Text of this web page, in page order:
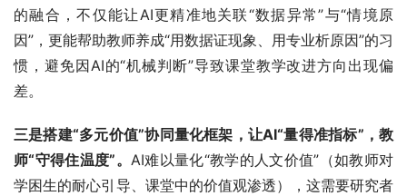
的融合，不仅能让AI更精准地关联“数据异常”与“情境原
因”，更能帮助教师养成“用数据证现象、用专业析原因”的习
惯，避免因AI的“机械判断”导致课堂教学改进方向出现偏
差。
三是搭建“多元价值”协同量化框架，让AI“量得准指标”，教
师“守得住温度”。 AI难以量化“教学的人文价值”（如教师对
学困生的耐心引导、课堂中的价值观渗透），这需要研究者